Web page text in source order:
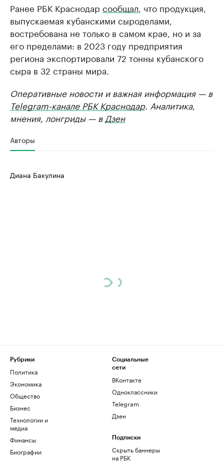
Ранее РБК Краснодар сообщал, что продукция,
выпускаемая кубанскими сыроделами,
востребована не только в самом крае, но и за
его пределами: в 2023 году предприятия
региона экспортировали 72 тонны кубанского
сыра в 32 страны мира.
Оперативные новости и важная информация — в
Telegram-канале РБК Краснодар. Аналитика,
мнения, лонгриды — вДзен
Авторы
Диана Бакулина
Рубрики
Политика
Экономика
Общество
Бизнес
Технологии и
медиа
Финансы
Биографии
Социальные
сети
ВКонтакте
Одноклассники
Telegram
Дзен
Подписки
Скрыть баннеры
на РБК